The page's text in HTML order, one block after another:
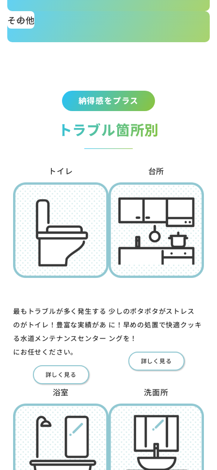
その他
納得感をプラス
トラブル箇所別
トイレ
最もトラブルが多く発生する
のがトイレ！豊富な実績があ
る水道メンテナンスセンター
にお任せください。
詳しく見る
台所
少しのポタポタがストレス
に！早めの処置で快適クッキ
ングを！
詳しく見る
浴室 洗面所